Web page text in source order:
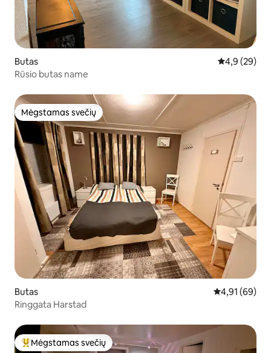
Butas Vidutinis
4,9 (29)
Rūsio butas name
Mėgstamas svečių
Mėgstamas svečių
Butas Vidutinis
4,91 (69)
Ringgata Harstad
Svečių mėgstamiausias
Mėgstamas svečių